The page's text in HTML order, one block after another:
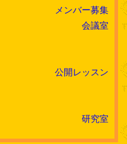
メンバー募集
会議室
公開レッスン
研究室